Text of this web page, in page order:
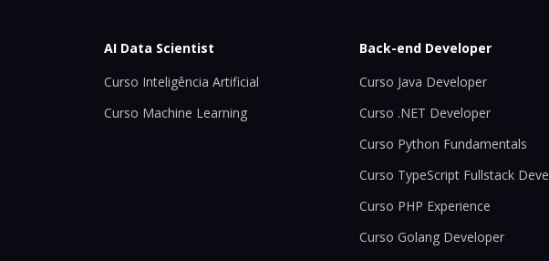
AI Data Scientist
Curso Inteligência Artificial
Curso Machine Learning
Back-end Developer
Curso Java Developer
Curso .NET Developer
Curso Python Fundamentals
Curso TypeScript Fullstack
Curso PHP Experience
Curso Golang Developer